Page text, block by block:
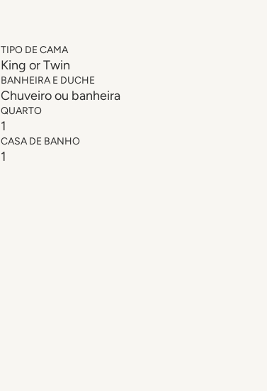
TIPO DE CAMA
King or Twin
BANHEIRA E DUCHE
Chuveiro ou banheira
QUARTO
1
CASA DE BANHO
1